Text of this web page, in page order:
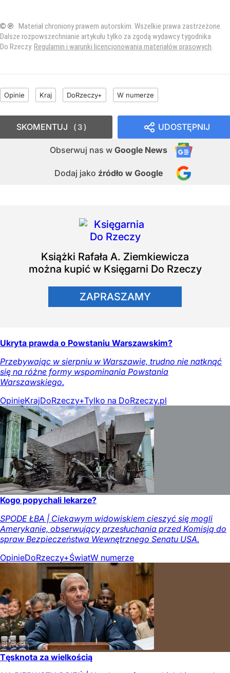
© ℗ Materiał chroniony prawem autorskim. Wszelkie prawa zastrzeżone.
Dalsze rozpowszechnianie artykułu tylko za zgodą wydawcy tygodnika
Do Rzeczy. Regulamin i warunki licencjonowania materiałów prasowych.
Opinie Kraj DoRzeczy+ W numerze
UDOSTĘPNIJ
Obserwuj nas w Google News
Dodaj jako źródło w Google
SKOMENTUJ 3
Książki Rafała A. Ziemkiewicza
można kupić w Księgarni Do Rzeczy
ZAPRASZAMY
Ukryta prawda o Powstaniu Warszawskim?
Przebywając w sierpniu w Warszawie, trudno nie natknąć
się na różne formy wspominania Powstania
Warszawskiego.
OpinieKrajDoRzeczy+Tylko na DoRzeczy.pl
Kogo popychali lekarze?
SPODE ŁBA | Ciekawym widowiskiem cieszyć się mogli
Amerykanie, obserwujący przesłuchania przed Komisją do
spraw Bezpieczeństwa Wewnętrznego Senatu USA.
OpinieDoRzeczy+ŚwiatW numerze
Tęsknota za wielkością